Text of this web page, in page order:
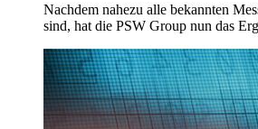
Nachdem nahezu alle bekannten
sind, hat die PSW Group nun das